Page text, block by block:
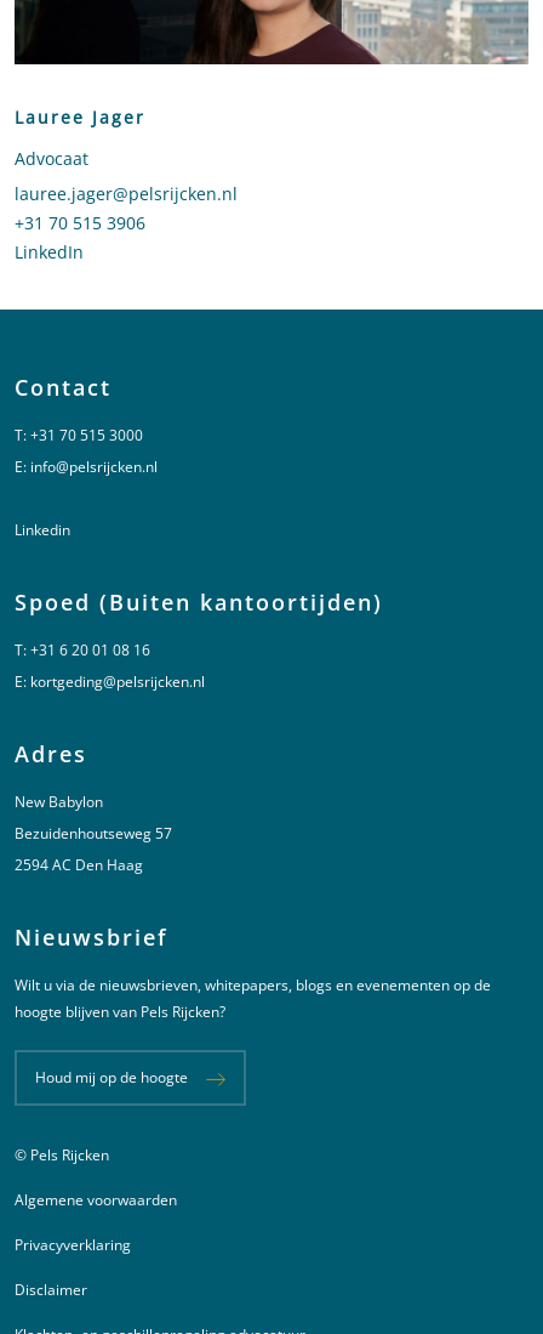
Lauree Jager
Advocaat
Stuur een e-mail naar Lauree Jager
lauree.jager@pelsrijcken.nl
Bel naar Lauree Jager
+31 70 515 3906
LinkedIn
Contact
T:+31 70 515 3000
E: info@pelsrijcken.nl
Linkedin
Spoed (Buiten kantoortijden)
T:+31 6 20 01 08 16
E: kortgeding@pelsrijcken.nl
Adres
New Babylon
Bezuidenhoutseweg 57
2594 AC Den Haag
Nieuwsbrief
Wilt u via de nieuwsbrieven, whitepapers, blogs en evenementen op de
hoogte blijven van Pels Rijcken?
Houd mij op de hoogte
Juridische informatie
© Pels Rijcken
Algemene voorwaarden
Privacyverklaring
Disclaimer